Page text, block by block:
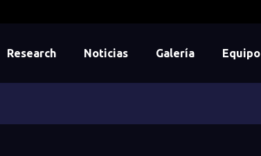
Research Noticias Galería Equipo